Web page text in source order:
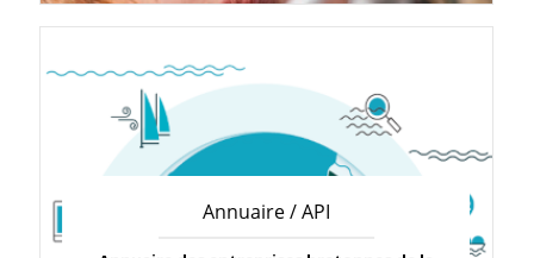
Annuaire / API